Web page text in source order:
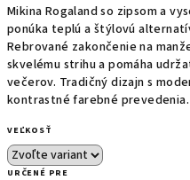
Mikina Rogaland so zipsom a
ponúka teplú a štýlovú
Rebrované zakončenie na
skvelému strihu a pomáha
večerov. Tradičný dizajn s
kontrastné farebné prevedenia.
VEĽKOSŤ
URČENÉ PRE